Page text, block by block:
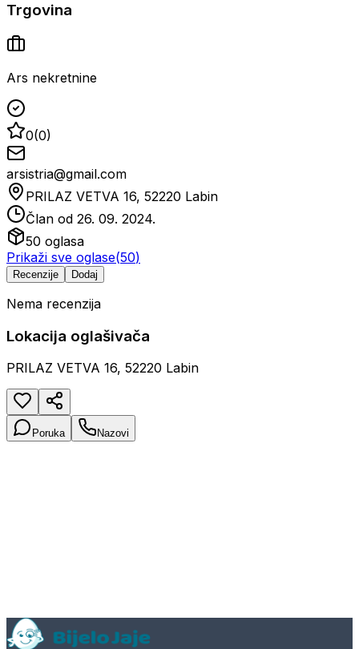
Trgovina
Ars nekretnine
0(0)
arsistria@gmail.com
PRILAZ VETVA 16, 52220 Labin
Član od 26. 09. 2024.
50 oglasa
Prikaži sve oglase(50)
Recenzije Dodaj
Nema recenzija
Lokacija oglašivača
PRILAZ VETVA 16, 52220 Labin
Poruka Nazovi